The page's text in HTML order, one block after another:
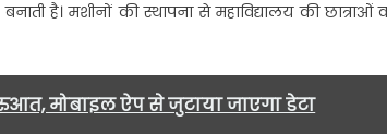
है। मशीनों की स्थापना से महाविद्यालय की छात्राओं
मोबाइल ऐप से जुटाया जाएगा डेटा